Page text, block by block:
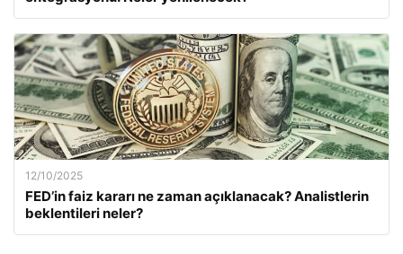
12/10/2025
FED’in faiz kararı ne zaman açıklanacak? Analistlerin
beklentileri neler?